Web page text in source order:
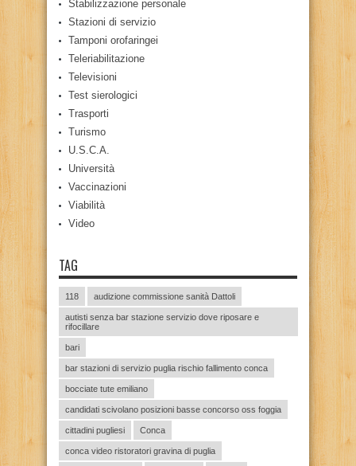
Stabilizzazione personale
Stazioni di servizio
Tamponi orofaringei
Teleriabilitazione
Televisioni
Test sierologici
Trasporti
Turismo
U.S.C.A.
Università
Vaccinazioni
Viabilità
Video
TAG
118 audizione commissione sanità Dattoli
autisti senza bar stazione servizio dove riposare e
rifocillare
bari
bar stazioni di servizio puglia rischio fallimento conca
bocciate tute emiliano
candidati scivolano posizioni basse concorso oss foggia
cittadini pugliesi Conca
conca video ristoratori gravina di puglia